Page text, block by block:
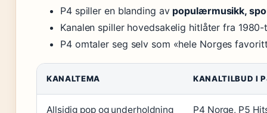
P4 spiller en blanding av populærmusikk,
Kanalen spiller hovedsakelig hitlåter fra
P4 omtaler seg selv som «hele Norges
KANALTEMA KANALTILBUD I
Allsidig pop og underholdning P4 Norge, P5